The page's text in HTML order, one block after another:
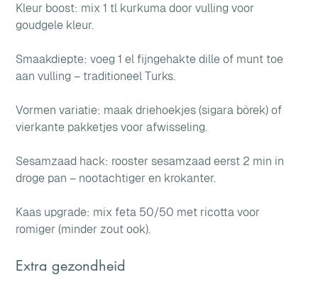
Kleur boost: mix 1 tl kurkuma door vulling voor
goudgele kleur.
Smaakdiepte: voeg 1 el fijngehakte dille of munt toe
aan vulling – traditioneel Turks.
Vormen variatie: maak driehoekjes (sigara börek) of
vierkante pakketjes voor afwisseling.
Sesamzaad hack: rooster sesamzaad eerst 2 min in
droge pan – nootachtiger en krokanter.
Kaas upgrade: mix feta 50/50 met ricotta voor
romiger (minder zout ook).
Extra gezondheid